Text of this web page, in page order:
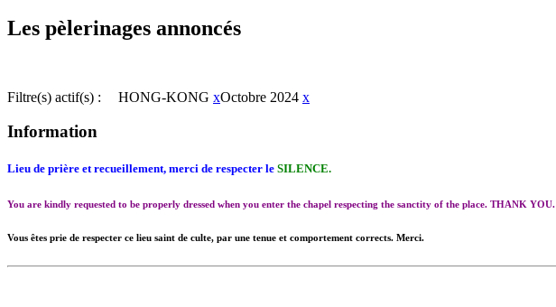
Les pèlerinages annoncés
Filtre(s) actif(s) : HONG-KONG xOctobre 2024 x
Information
Lieu de prière et recueillement, merci de respecter le SILENCE.
You are kindly requested to be properly dressed when you enter the chapel respecting the sanctity of the place. THANK YOU.
Vous êtes prie de respecter ce lieu saint de culte, par une tenue et comportement corrects. Merci.